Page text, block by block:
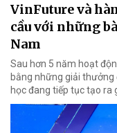
VinFuture và
cầu với những
Nam
Sau hơn 5 năm hoạt
bằng những giải thưởng
học đang tiếp tục tạo ra